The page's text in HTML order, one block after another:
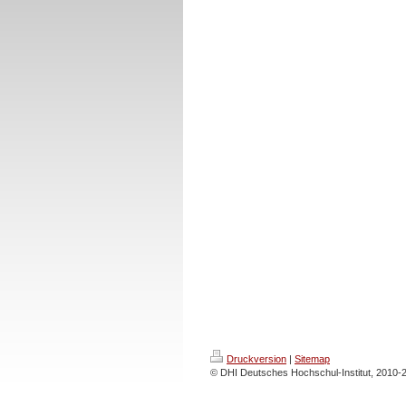
Druckversion | Sitemap
© DHI Deutsches Hochschul-Institut, 2010-